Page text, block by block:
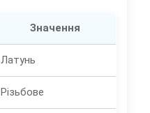
Значення
Латунь
Різьбове